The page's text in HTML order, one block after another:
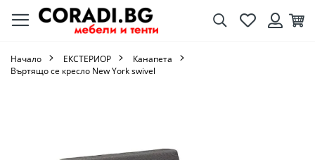
ТърсенеЛюбими
Начало ЕКСТЕРИОР
Канапета
Въртящо се кресло New York swivel